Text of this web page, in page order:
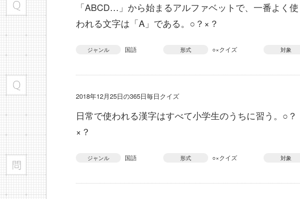
「ABCD…」から始まるアルファベットで、一番よく使
われる文字は「A」である。○？×？
ジャンル 国語 形式 ○×クイズ 対象
2018年12月25日の365日毎日クイズ
日常で使われる漢字はすべて小学生のうちに習う。○？
×？
ジャンル 国語 形式 ○×クイズ 対象